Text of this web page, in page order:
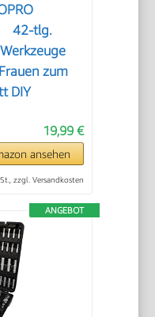
42-tlg.
zum
DIY
19,99 €
ansehen
zzgl. Versandkosten
ANGEBOT